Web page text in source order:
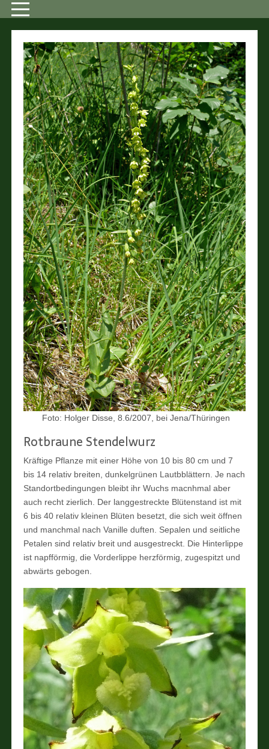
Foto: Holger Disse, 8.6/2007, bei Jena/Thüringen
Rotbraune Stendelwurz
Kräftige Pflanze mit einer Höhe von 10 bis 80 cm und 7
bis 14 relativ breiten, dunkelgrünen Lautbblättern. Je nach
Standortbedingungen bleibt ihr Wuchs macnhmal aber
auch recht zierlich. Der langgestreckte Blütenstand ist mit
6 bis 40 relativ kleinen Blüten besetzt, die sich weit öffnen
und manchmal nach Vanille duften. Sepalen und seitliche
Petalen sind relativ breit und ausgestreckt. Die Hinterlippe
ist napfförmig, die Vorderlippe herzförmig, zugespitzt und
abwärts gebogen.